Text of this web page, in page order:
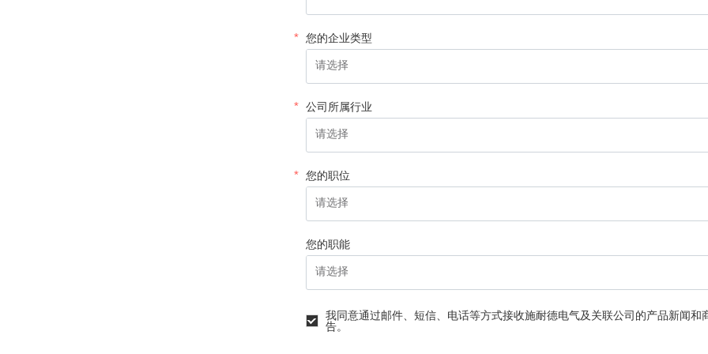
您的企业类型
公司所属行业
您的职位
您的职能
我同意通过邮件、短信、电话等方式接收施耐德电气及关联公司的产品新闻和
告。